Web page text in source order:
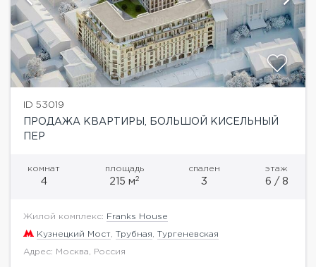
ID 53019
ПРОДАЖА КВАРТИРЫ, БОЛЬШОЙ КИСЕЛЬНЫЙ
ПЕР
комнат
4
площадь
215 м2
спален
3
этаж
6 / 8
Жилой комплекс: Franks House
Кузнецкий Мост Трубная Тургеневская
Адрес: Москва, Россия